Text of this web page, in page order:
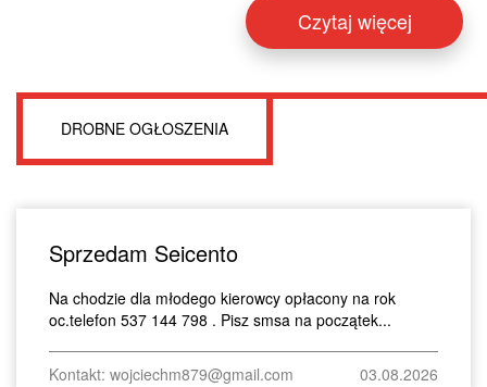
Czytaj więcej
DROBNE OGŁOSZENIA
Sprzedam Seicento
Na chodzie dla młodego kierowcy opłacony na rok
oc.telefon 537 144 798 . Pisz smsa na początek...
Kontakt: wojciechm879@gmail.com 03.08.2026